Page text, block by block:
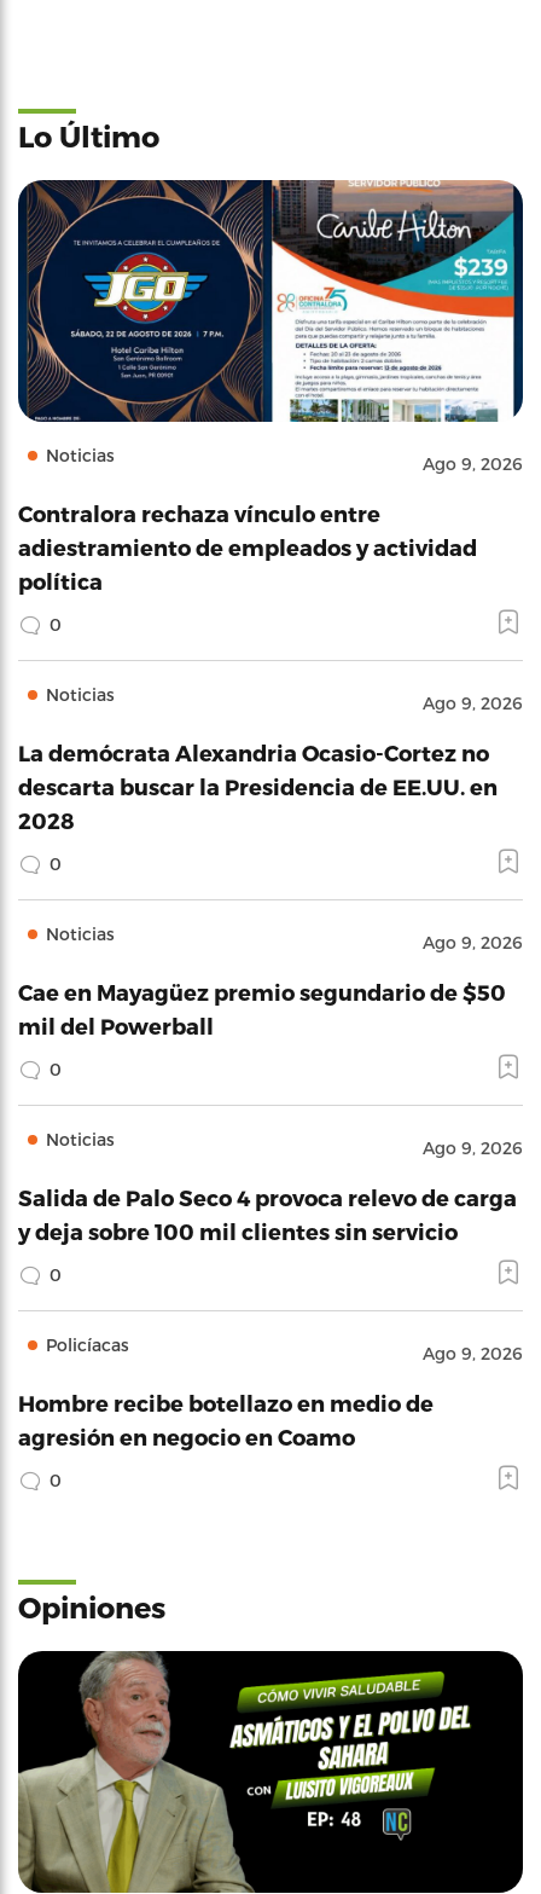
Lo Último
Noticias Ago 9, 2026
Contralora rechaza vínculo entre
adiestramiento de empleados y actividad
política
0
Noticias Ago 9, 2026
La demócrata Alexandria Ocasio-Cortez no
descarta buscar la Presidencia de EE.UU. en
2028
0
Noticias Ago 9, 2026
Cae en Mayagüez premio segundario de $50
mil del Powerball
0
Noticias Ago 9, 2026
Salida de Palo Seco 4 provoca relevo de carga
y deja sobre 100 mil clientes sin servicio
0
Policíacas Ago 9, 2026
Hombre recibe botellazo en medio de
agresión en negocio en Coamo
0
Opiniones